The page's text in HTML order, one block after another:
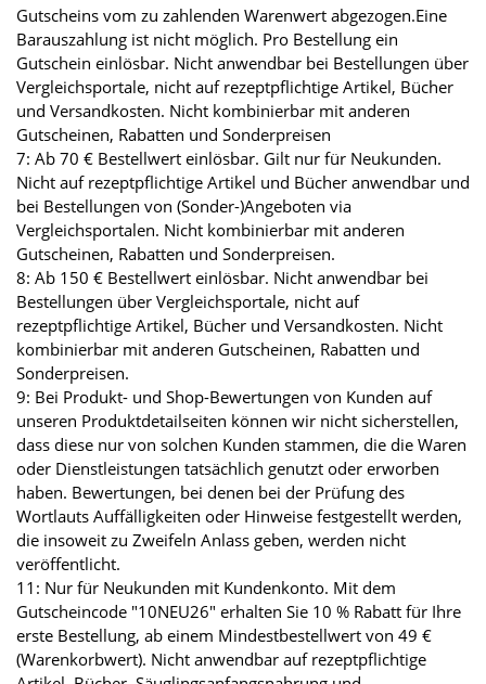
Gutscheins vom zu zahlenden Warenwert abgezogen.Eine
Barauszahlung ist nicht möglich. Pro Bestellung ein
Gutschein einlösbar. Nicht anwendbar bei Bestellungen über
Vergleichsportale, nicht auf rezeptpflichtige Artikel, Bücher
und Versandkosten. Nicht kombinierbar mit anderen
Gutscheinen, Rabatten und Sonderpreisen
7: Ab 70 € Bestellwert einlösbar. Gilt nur für Neukunden.
Nicht auf rezeptpflichtige Artikel und Bücher anwendbar und
bei Bestellungen von (Sonder-)Angeboten via
Vergleichsportalen. Nicht kombinierbar mit anderen
Gutscheinen, Rabatten und Sonderpreisen.
8: Ab 150 € Bestellwert einlösbar. Nicht anwendbar bei
Bestellungen über Vergleichsportale, nicht auf
rezeptpflichtige Artikel, Bücher und Versandkosten. Nicht
kombinierbar mit anderen Gutscheinen, Rabatten und
Sonderpreisen.
9: Bei Produkt- und Shop-Bewertungen von Kunden auf
unseren Produktdetailseiten können wir nicht sicherstellen,
dass diese nur von solchen Kunden stammen, die die Waren
oder Dienstleistungen tatsächlich genutzt oder erworben
haben. Bewertungen, bei denen bei der Prüfung des
Wortlauts Auffälligkeiten oder Hinweise festgestellt werden,
die insoweit zu Zweifeln Anlass geben, werden nicht
veröffentlicht.
11: Nur für Neukunden mit Kundenkonto. Mit dem
Gutscheincode "10NEU26" erhalten Sie 10 % Rabatt für Ihre
erste Bestellung, ab einem Mindestbestellwert von 49 €
(Warenkorbwert). Nicht anwendbar auf rezeptpflichtige